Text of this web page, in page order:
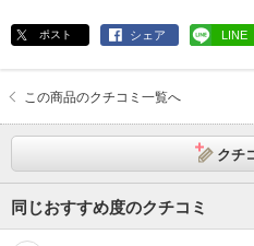
ポスト シェア LINE
この商品のクチコミ一覧へ
クチ
同じおすすめ度のクチコミ